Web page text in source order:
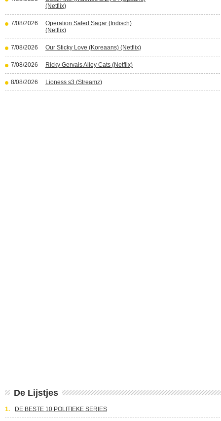
(Netflix)
7/08/2026
Operation Safed Sagar (Indisch)
(Netflix)
7/08/2026 Our Sticky Love (Koreaans) (Netflix)
7/08/2026 Ricky Gervais Alley Cats (Netflix)
8/08/2026 Lioness s3 (Streamz)
De Lijstjes
1. DE BESTE 10 POLITIEKE SERIES